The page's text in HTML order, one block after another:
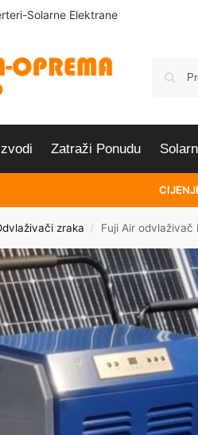
Solarne Elektrane
Zatraži Ponudu
zraka / Fuji Air odvlaživač